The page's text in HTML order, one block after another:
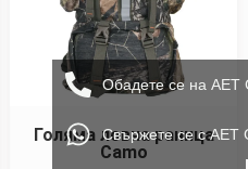
Голяма ловна раница
Camo
Обадете се на AET
Свържете се с AET